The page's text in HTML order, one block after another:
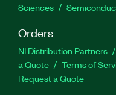
Sciences
Orders
NI Distribution Partners
a Quote
Terms of
Request a Quote